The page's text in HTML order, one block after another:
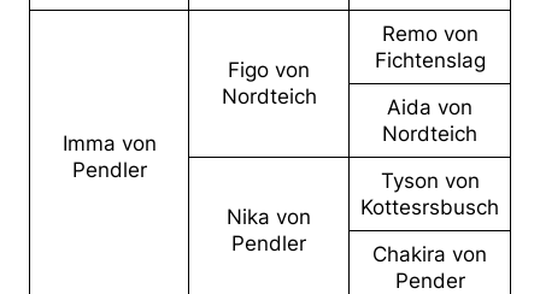
Imma von
Pendler
Figo von
Nordteich
Remo von
Fichtenslag
Aida von
Nordteich
Nika von
Pendler
Tyson von
Kottesrsbusch
Chakira von
Pender